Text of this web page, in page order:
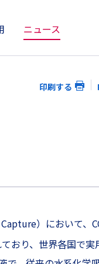
ニュース
印刷する
）において、
おり、世界各国で